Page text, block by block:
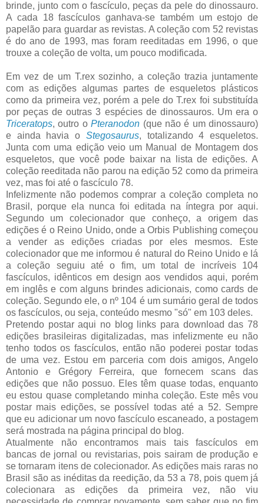
brinde, junto com o fascículo, peças da pele do dinossauro.
A cada 18 fascículos ganhava-se também um estojo de
papelão para guardar as revistas. A coleção com 52 revistas
é do ano de 1993, mas foram reeditadas em 1996, o que
trouxe a coleção de volta, um pouco modificada.
Em vez de um T.rex sozinho, a coleção trazia juntamente
com as edições algumas partes de esqueletos plásticos
como da primeira vez, porém a pele do T.rex foi substituída
por peças de outras 3 espécies de dinossauros. Um era o
Triceratops, outro oPteranodon (que não é um dinossauro)
e ainda havia o Stegosaurus, totalizando 4 esqueletos.
Junta com uma edição veio um Manual de Montagem dos
esqueletos, que você pode baixar na lista de edições. A
coleção reeditada não parou na edição 52 como da primeira
vez, mas foi até o fascículo 78.
Infelizmente não podemos comprar a coleção completa no
Brasil, porque ela nunca foi editada na íntegra por aqui.
Segundo um colecionador que conheço, a origem das
edições é o Reino Unido, onde a Orbis Publishing começou
a vender as edições criadas por eles mesmos. Este
colecionador que me informou é natural do Reino Unido e lá
a coleção seguiu até o fim, um total de incríveis 104
fascículos, idênticos em design aos vendidos aqui, porém
em inglês e com alguns brindes adicionais, como cards de
coleção. Segundo ele, o nº 104 é um sumário geral de todos
os fascículos, ou seja, conteúdo mesmo "só" em 103 deles.
Pretendo postar aqui no blog links para download das 78
edições brasileiras digitalizadas, mas infelizmente eu não
tenho todos os fascículos, então não poderei postar todas
de uma vez. Estou em parceria com dois amigos, Angelo
Antonio e Grégory Ferreira, que fornecem scans das
edições que não possuo. Eles têm quase todas, enquanto
eu estou quase completando minha coleção. Este mês vou
postar mais edições, se possível todas até a 52. Sempre
que eu adicionar um novo fascículo escaneado, a postagem
será mostrada na página principal do blog.
Atualmente não encontramos mais tais fascículos em
bancas de jornal ou revistarias, pois sairam de produção e
se tornaram itens de colecionador. As edições mais raras no
Brasil são as inéditas da reedição, da 53 a 78, pois quem já
colecionara as edições da primeira vez, não viu